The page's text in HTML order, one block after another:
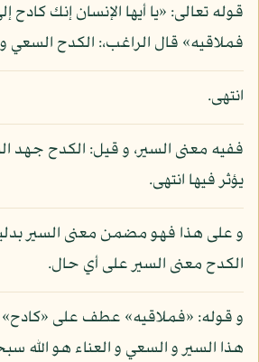
قوله تعالى: «يا أيها الإنسان إنك كادح
فملاقيه» قال الراغب،: الكدح السعي و
انتهى.
ففيه معنى السير، و قيل: الكدح جهد
يؤثر فيها انتهى.
و على هذا فهو مضمن معنى السير
الكدح معنى السير على أي حال.
و قوله: «فملاقيه» عطف على «كادح»
هذا السير و السعي و العناء هو الله